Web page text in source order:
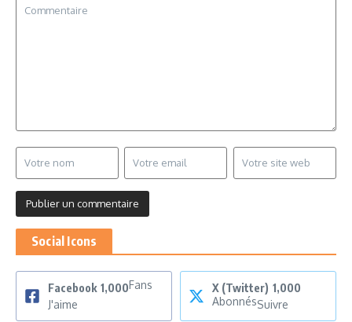
Social Icons
Facebook 1,000Fans
J'aime
X (Twitter) 1,000
AbonnésSuivre